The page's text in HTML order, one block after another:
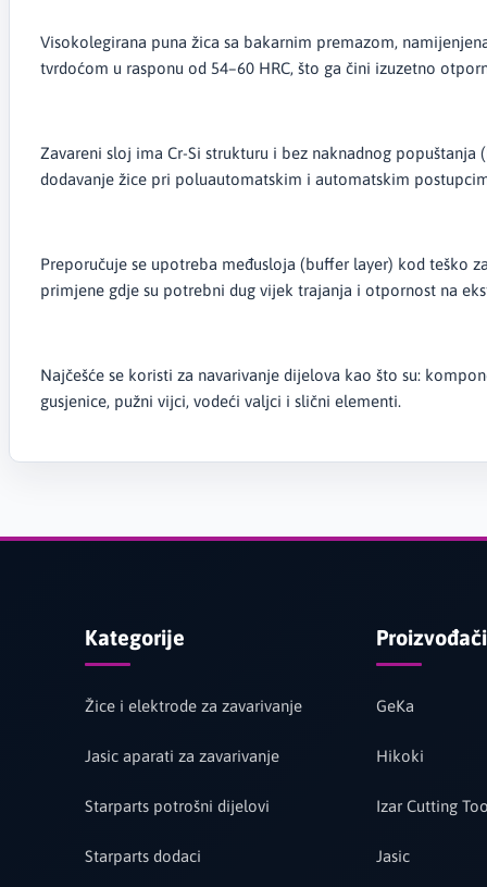
Visokolegirana puna žica sa bakarnim premazom,
tvrdoćom u rasponu od 54–60 HRC, što ga čini izuzetno
Zavareni sloj ima Cr-Si strukturu i bez naknadnog
dodavanje žice pri poluautomatskim i automatskim
Preporučuje se upotreba međusloja (buffer layer) kod teško
primjene gdje su potrebni dug vijek trajanja i otpornost na
Najčešće se koristi za navarivanje dijelova kao što su:
gusjenice, pužni vijci, vodeći valjci i slični elementi.
Kategorije
Žice i elektrode za zavarivanje
Jasic aparati za zavarivanje
Starparts potrošni dijelovi
Starparts dodaci
Proizvođači
GeKa
Hikoki
Izar Cutting
Jasic